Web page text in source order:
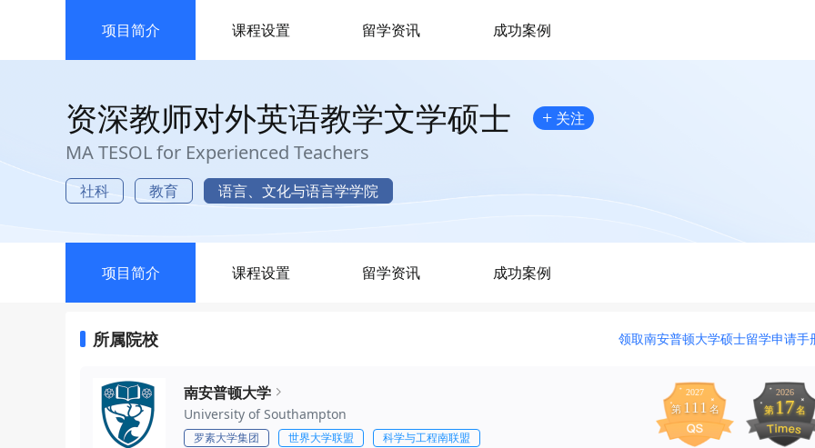
项目简介 课程设置 留学资讯 成功案例
资深教师对外英语教学文学硕士 + 关注
MA TESOL for Experienced Teachers
社科 教育 语言、文化与语言学学院
项目简介 课程设置 留学资讯 成功案例
所属院校 领取南安普顿大学硕士留学申请手
南安普顿大学
University of Southampton
罗素大学集团 世界大学联盟 科学与工程南联盟
2027
第 111 名
2026
第17名